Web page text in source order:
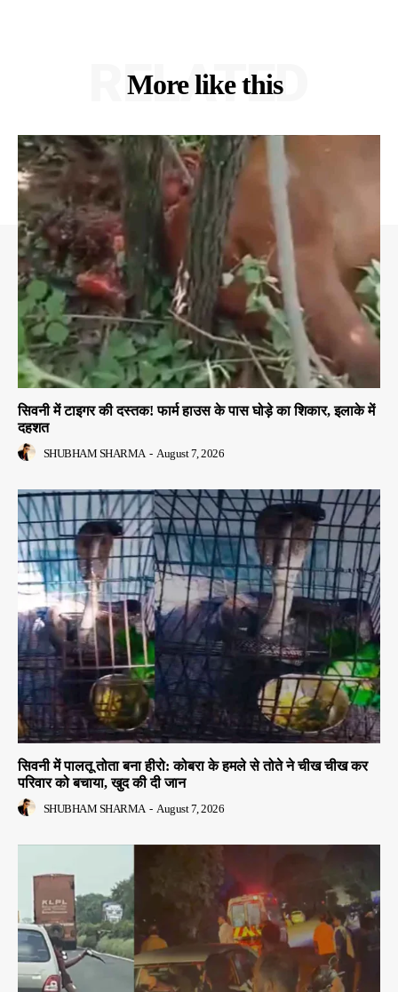
More like this
RELATED
सिवनी में टाइगर की दस्तक! फार्म हाउस के पास घोड़े का शिकार, इलाके में
दहशत
SHUBHAM SHARMA - August 7, 2026
सिवनी में पालतू तोता बना हीरो: कोबरा के हमले से तोते ने चीख चीख कर
परिवार को बचाया, खुद की दी जान
SHUBHAM SHARMA - August 7, 2026